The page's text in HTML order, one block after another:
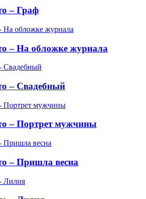
– Граф
– На обложке журнала
– Свадебный
– Портрет мужчины
– Пришла весна